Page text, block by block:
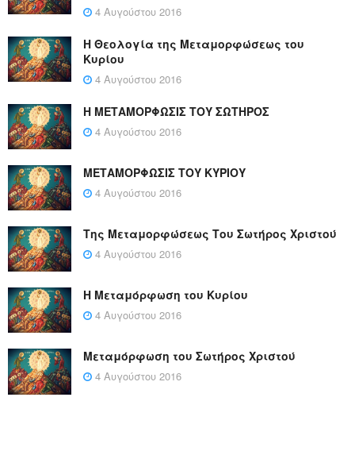
4 Αυγούστου 2016
Η Θεολογία της Μεταμορφώσεως του
Κυρίου
4 Αυγούστου 2016
Η ΜΕΤΑΜΟΡΦΩΣΙΣ ΤΟΥ ΣΩΤΗΡΟΣ
4 Αυγούστου 2016
ΜΕΤΑΜΟΡΦΩΣΙΣ ΤΟΥ ΚΥΡΙΟΥ
4 Αυγούστου 2016
Της Μεταμορφώσεως Του Σωτήρος Χριστού
4 Αυγούστου 2016
Η Μεταμόρφωση του Κυρίου
4 Αυγούστου 2016
Μεταμόρφωση του Σωτήρος Χριστού
4 Αυγούστου 2016